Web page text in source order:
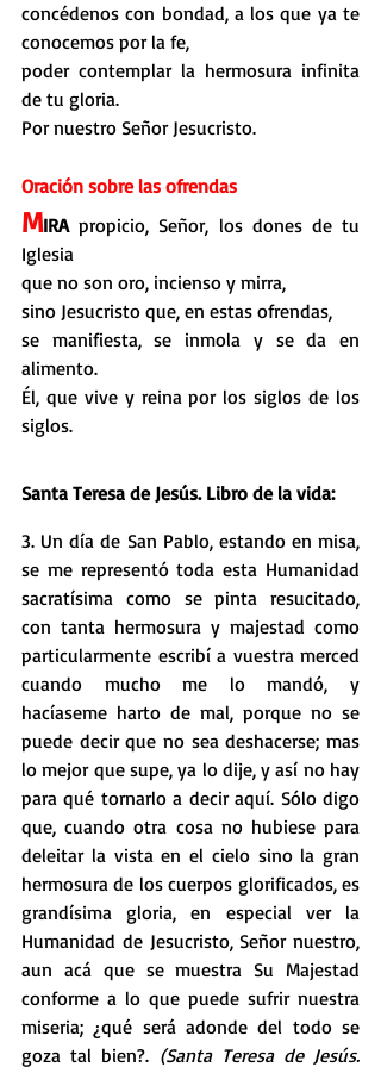
concédenos con bondad, a los que ya te
conocemos por la fe,
poder contemplar la hermosura infinita
de tu gloria.
Por nuestro Señor Jesucristo.
Oración sobre las ofrendas
MIRA propicio, Señor, los dones de tu
Iglesia
que no son oro, incienso y mirra,
sino Jesucristo que, en estas ofrendas,
se manifiesta, se inmola y se da en
alimento.
Él, que vive y reina por los siglos de los
siglos.
Santa Teresa de Jesús. Libro de la vida:
3. Un día de San Pablo, estando en misa,
se me representó toda esta Humanidad
sacratísima como se pinta resucitado,
con tanta hermosura y majestad como
particularmente escribí a vuestra merced
cuando mucho me lo mandó, y
hacíaseme harto de mal, porque no se
puede decir que no sea deshacerse; mas
lo mejor que supe, ya lo dije, y así no hay
para qué tornarlo a decir aquí. Sólo digo
que, cuando otra cosa no hubiese para
deleitar la vista en el cielo sino la gran
hermosura de los cuerpos glorificados, es
grandísima gloria, en especial ver la
Humanidad de Jesucristo, Señor nuestro,
aun acá que se muestra Su Majestad
conforme a lo que puede sufrir nuestra
miseria; ¿qué será adonde del todo se
goza tal bien?. (Santa Teresa de Jesús.